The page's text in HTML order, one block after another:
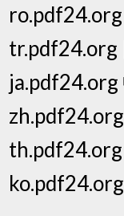
tr.pdf24.org
ja.pdf24.org